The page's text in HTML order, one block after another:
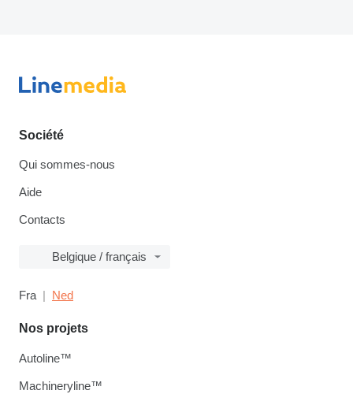
Société
Qui sommes-nous
Aide
Contacts
Belgique / français
Fra Ned
Nos projets
Autoline™
Machineryline™